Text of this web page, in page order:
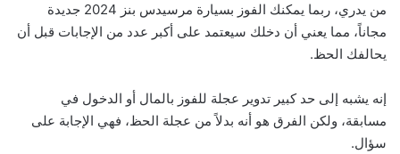
من يدري، ربما يمكنك الفوز بسيارة مرسيدس بنز 2024 جديدة
مجاناً، مما يعني أن دخلك سيعتمد على أكبر عدد من الإجابات قبل أن
يحالفك الحظ.
إنه يشبه إلى حد كبير تدوير عجلة للفوز بالمال أو الدخول في
مسابقة، ولكن الفرق هو أنه بدلاً من عجلة الحظ، فهي الإجابة على
سؤال.